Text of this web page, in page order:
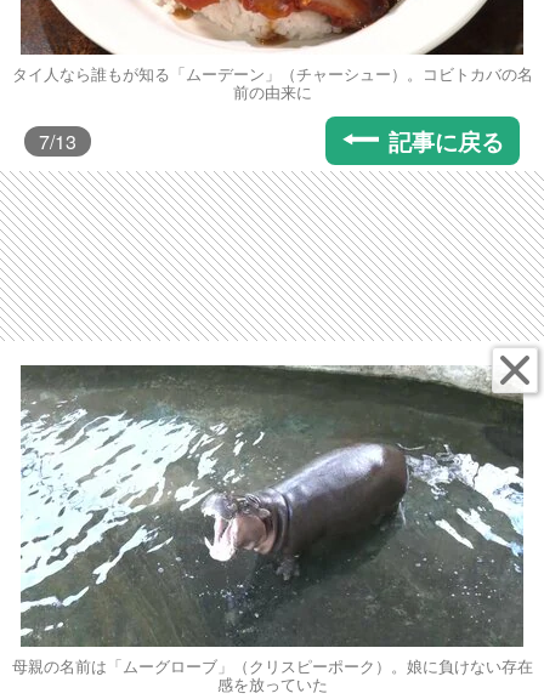
タイ人なら誰もが知る「ムーデーン」（チャーシュー）。コビトカバの名
前の由来に
7/13 記事に戻る
母親の名前は「ムーグローブ」（クリスピーポーク）。娘に負けない存在
感を放っていた